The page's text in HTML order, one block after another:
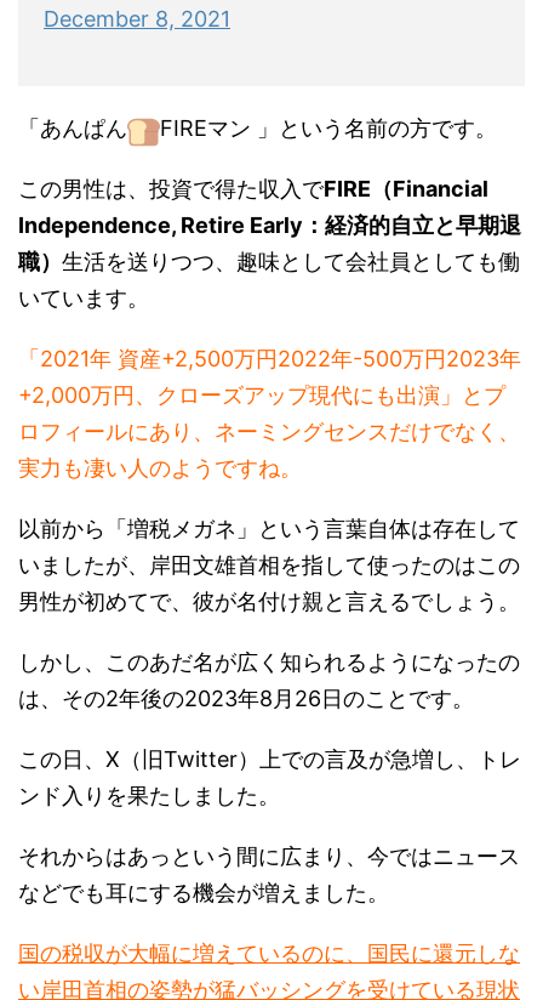
Independence, Retire Early：経済的自立と早期退
職）生活を送りつつ、趣味として会社員としても働
いています。
+2,000万円、クローズアップ現代にも出演」とプ
ロフィールにあり、ネーミングセンスだけでなく、
実力も凄い人のようですね。
いましたが、岸田文雄首相を指して使ったのはこの
男性が初めてで、彼が名付け親と言えるでしょう。
は、その2年後の2023年8月26日のことです。
ンド入りを果たしました。
などでも耳にする機会が増えました。
い岸田首相の姿勢が猛バッシングを受けている現状